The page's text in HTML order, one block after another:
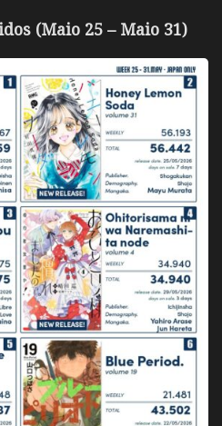
(Maio 25 – Maio 31)